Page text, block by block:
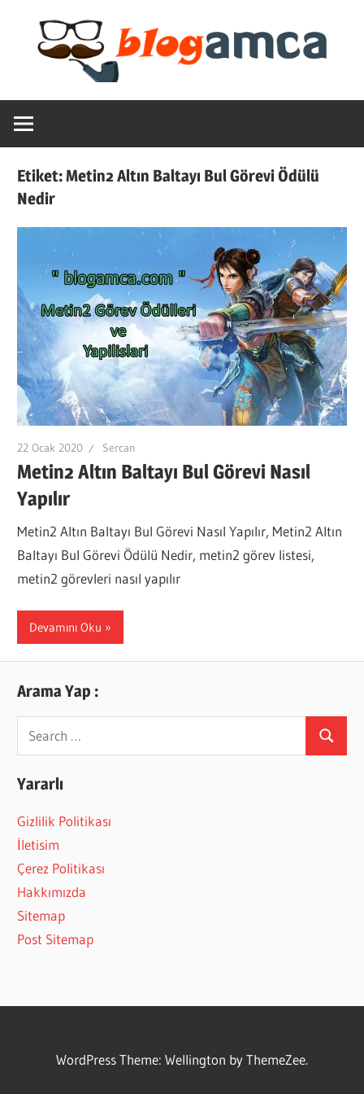
content
Blogamca
2025
Haber,
Blogların
Amcası
Etiket:Metin2 Altın Baltayı Bul Görevi Ödülü
Nedir
22 Ocak 2020 Sercan
Metin2 Altın Baltayı Bul Görevi Nasıl
Yapılır
Metin2 Altın Baltayı Bul Görevi Nasıl Yapılır, Metin2 Altın
Baltayı Bul Görevi Ödülü Nedir, metin2 görev listesi,
metin2 görevleri nasıl yapılır
Devamını Oku
Arama Yap :
Search
for:
Search
Yararlı
Gizlilik Politikası
İletisim
Çerez Politikası
Hakkımızda
Sitemap
Post Sitemap
WordPress Theme: Wellington by ThemeZee.